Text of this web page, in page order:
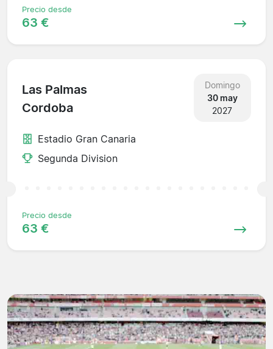
Precio desde
63 €
Las Palmas
Cordoba
Domingo
30 may
2027
Estadio Gran Canaria
Segunda Division
Precio desde
63 €